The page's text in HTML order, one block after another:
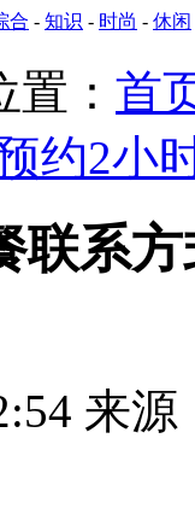
合 - 知识 - 时尚 - 休闲
： 首
约2小
联系
来源